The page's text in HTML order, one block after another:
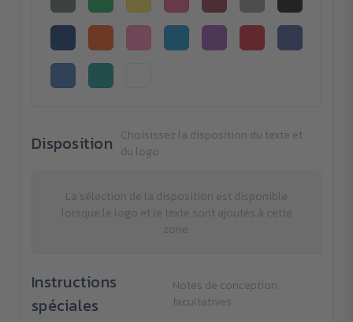
Disposition Choisissez la disposition du texte et
du logo
La sélection de la disposition est disponible
lorsque le logo et le texte sont ajoutés à cette
zone.
Instructions
spéciales
Notes de conception
facultatives